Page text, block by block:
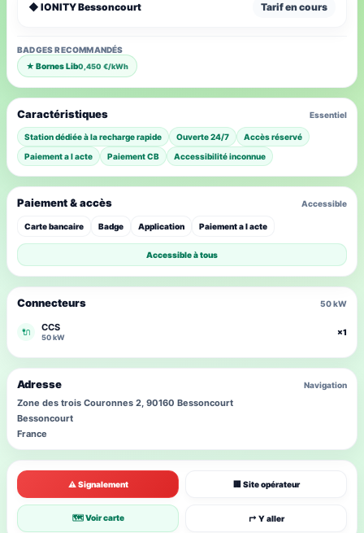
◆ IONITY Bessoncourt Tarif en cours
BADGES RECOMMANDÉS
★ Bornes Lib0,450 €/kWh
⚠ Signalement 🏢 Site opérateur
🗺 Voir carte ↱ Y aller
Caractéristiques Essentiel
Station dédiée à la recharge rapide Ouverte 24/7
Accès réservé
Paiement a l acte
Paiement CB Accessibilité inconnue
Connecteurs 50 kW
🔌 CCS
50 kW
×1
Paiement & accès Accessible
Carte bancaire Badge Application Paiement a l acte
Accessible à tous
Adresse Navigation
Zone des trois Couronnes 2, 90160 Bessoncourt
Bessoncourt
France